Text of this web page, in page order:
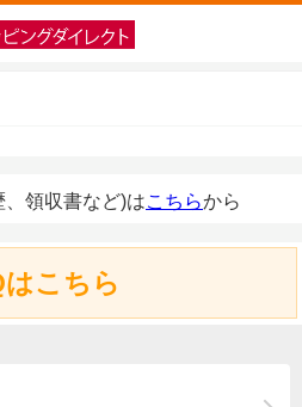
領収書など)はこちらから
はこちら